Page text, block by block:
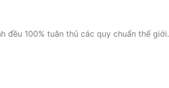
đều 100% tuân thủ các quy chuẩn thế giới.